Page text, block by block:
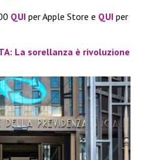
QUI per Apple Store e QUI per
La sorellanza è rivoluzione